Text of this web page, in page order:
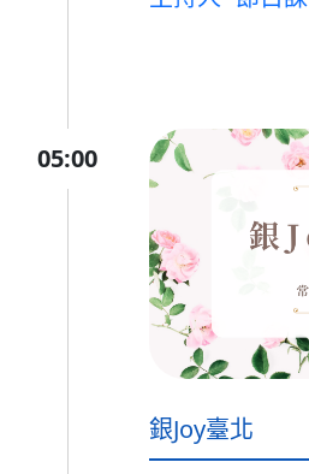
05:00
銀Joy臺北